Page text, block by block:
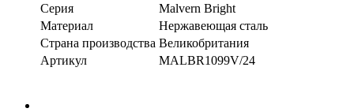
Серия
Malvern Bright
Материал
Нержавеющая сталь
Страна производства Великобритания
Артикул
MALBR1099V/24